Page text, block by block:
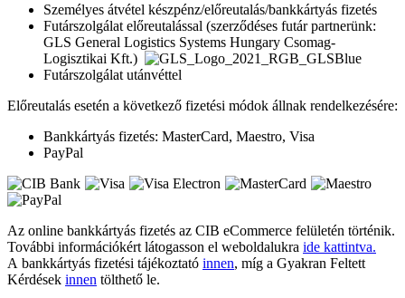
Személyes átvétel készpénz/előreutalás/bankkártyás fizetés
Futárszolgálat előreutalással (szerződéses futár partnerünk:
GLS General Logistics Systems Hungary Csomag-
Logisztikai Kft.)
Futárszolgálat utánvéttel
Előreutalás esetén a következő fizetési módok állnak rendelkezésére:
Bankkártyás fizetés: MasterCard, Maestro, Visa
PayPal
Az online bankkártyás fizetés az CIB eCommerce felületén történik.
További információkért látogasson el weboldalukra ide kattintva.
A bankkártyás fizetési tájékoztató innen, míg a Gyakran Feltett
Kérdések innen tölthető le.